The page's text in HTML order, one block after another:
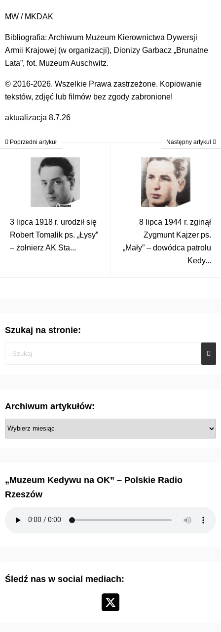
MW / MKDAK
Bibliografia: Archiwum Muzeum Kierownictwa Dywersji
Armii Krajowej (w organizacji), Dionizy Garbacz „Brunatne
Lata”, fot. Muzeum Auschwitz.
© 2016-2026. Wszelkie Prawa zastrzeżone. Kopiowanie
tekstów, zdjęć lub filmów bez zgody zabronione!
aktualizacja 8.7.26
Poprzedni artykuł
3 lipca 1918 r. urodził się
Robert Tomalik ps. „Łysy”
– żołnierz AK Sta...
Następny artykuł
8 lipca 1944 r. zginął
Zygmunt Kajzer ps.
„Mały” – dowódca patrolu
Kedy...
Szukaj na stronie:
Archiwum artykułów:
A
r
k
„Muzeum Kedywu na OK” – Polskie Radio
Rzeszów
Śledź nas w social mediach: